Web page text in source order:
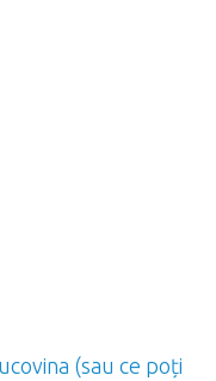
(sau ce poți